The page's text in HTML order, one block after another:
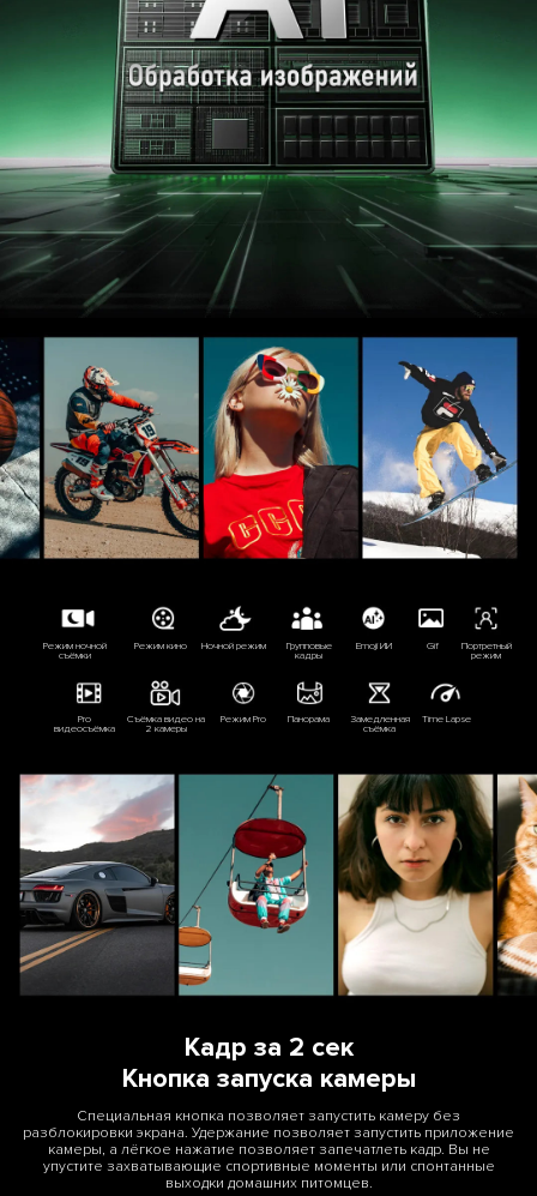
Режим ночной
съёмки
Режим кино Ночной режим Групповые
кадры
Emoji ИИ Gif Портретный
режим
Pro
видеосъёмка
Съёмка видео на
2 камеры
Режим Pro Панорама Замедленная
съёмка
Time Lapse
Кадр за 2 сек
Кнопка запуска камеры
Специальная кнопка позволяет запустить камеру без
разблокировки экрана. Удержание позволяет запустить приложение
камеры, а лёгкое нажатие позволяет запечатлеть кадр. Вы не
упустите захватывающие спортивные моменты или спонтанные
выходки домашних питомцев.